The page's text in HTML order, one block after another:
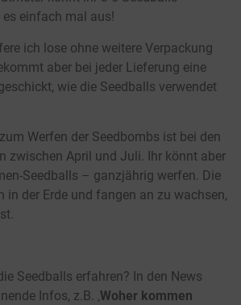
es einfach mal aus!
ich lose ohne weitere Verpackung
aber bei jeder Lieferung eine
wie die Seedballs verwendet
Werfen der Seedbombs ist bei den
zwischen April und Juli. Ihr könnt aber
Seedballs – ganzjährig werfen. Die
in der Erde und fangen an zu wachsen,
Seedballs erfahren? In den News
Infos, z.B. ‚Woher kommen